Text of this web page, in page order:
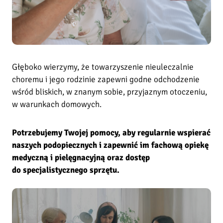
b
ł
s
.
d
o
l
p
K
o
Głęboko wierzymy, że towarzyszenie nieuleczalnie
choremu i jego rodzinie zapewni godne odchodzenie
wśród bliskich, w znanym sobie, przyjaznym otoczeniu,
w warunkach domowych.
Potrzebujemy Twojej pomocy, aby regularnie wspierać
naszych podopiecznych i zapewnić im fachową opiekę
medyczną i pielęgnacyjną oraz dostęp
do specjalistycznego sprzętu.